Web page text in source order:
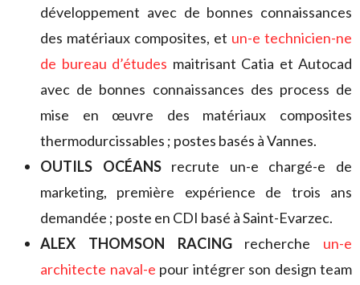
développement avec de bonnes connaissances
des matériaux composites, et un-e technicien-ne
de bureau d’études maitrisant Catia et Autocad
avec de bonnes connaissances des process de
mise en œuvre des matériaux composites
thermodurcissables ; postes basés à Vannes.
OUTILS OCÉANSrecrute un-e chargé-e de
marketing, première expérience de trois ans
demandée ; poste en CDI basé à Saint-Evarzec.
ALEX THOMSON RACINGrecherche un-e
architecte naval-e pour intégrer son design team